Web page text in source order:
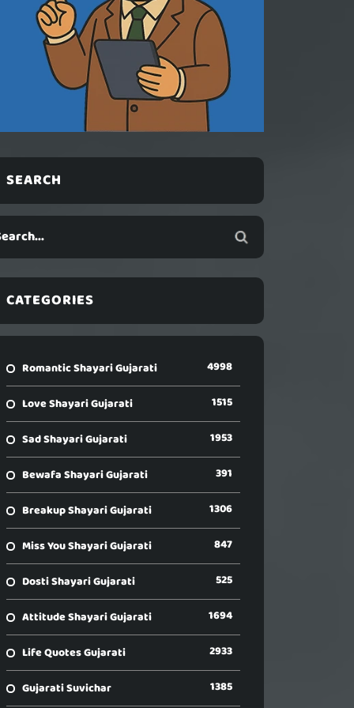
SEARCH
CATEGORIES
Romantic Shayari Gujarati 4998
Love Shayari Gujarati 1515
Sad Shayari Gujarati 1953
Bewafa Shayari Gujarati 391
Breakup Shayari Gujarati 1306
Miss You Shayari Gujarati 847
Dosti Shayari Gujarati 525
Attitude Shayari Gujarati 1694
Life Quotes Gujarati 2933
Gujarati Suvichar 1385